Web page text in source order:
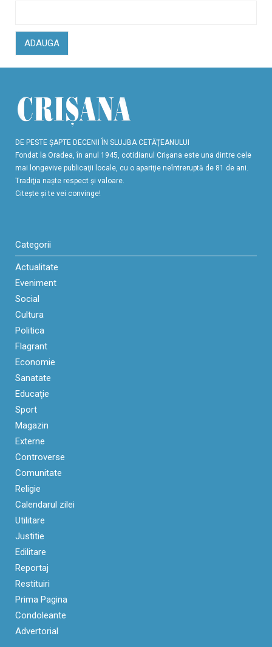
ADAUGA
DE PESTE ŞAPTE DECENII ÎN SLUJBA CETĂŢEANULUI
Fondat la Oradea, în anul 1945, cotidianul Crişana este una dintre cele
mai longevive publicaţii locale, cu o apariţie neîntreruptă de 81 de ani.
Tradiţia naşte respect şi valoare.
Citeşte şi te vei convinge!
Categorii
Actualitate
Eveniment
Social
Cultura
Politica
Flagrant
Economie
Sanatate
Educaţie
Sport
Magazin
Externe
Controverse
Comunitate
Religie
Calendarul zilei
Utilitare
Justitie
Edilitare
Reportaj
Restituiri
Prima Pagina
Condoleante
Advertorial